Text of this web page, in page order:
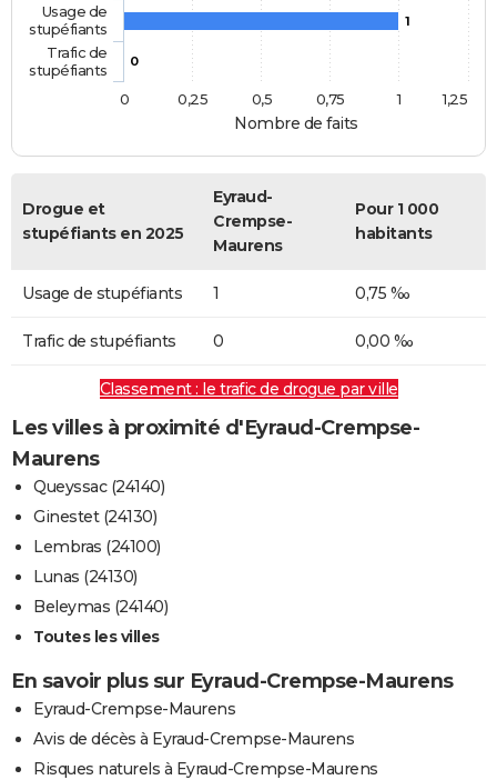
Nombre de faits
1
0
Usage de
stupéfiants
Trafic de
stupéfiants
0
1
0,25 0,5 0,75 1,25
Drogue et
stupéfiants en 2025
Eyraud-
Crempse-
Maurens
Pour 1 000
habitants
Usage de stupéfiants 1 0,75 ‰
Trafic de stupéfiants 0 0,00 ‰
Classement : le trafic de drogue par ville
Les villes à proximité d'Eyraud-Crempse-
Maurens
Queyssac (24140)
Ginestet (24130)
Lembras (24100)
Lunas (24130)
Beleymas (24140)
Toutes les villes
En savoir plus sur Eyraud-Crempse-Maurens
Eyraud-Crempse-Maurens
Avis de décès à Eyraud-Crempse-Maurens
Risques naturels à Eyraud-Crempse-Maurens